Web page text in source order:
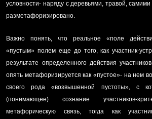
условности- наряду с деревьями, травой,
разметафоризировано.
Важно понять, что реальное «поле
«пустым» полем еще до того, как участник-
результате определенного действия
опять метафоризируется как «пустое»- на нем
своего рода «возвышенной пустоты», с
(понимающее) сознание участников-
метафорическую связь, тогда как